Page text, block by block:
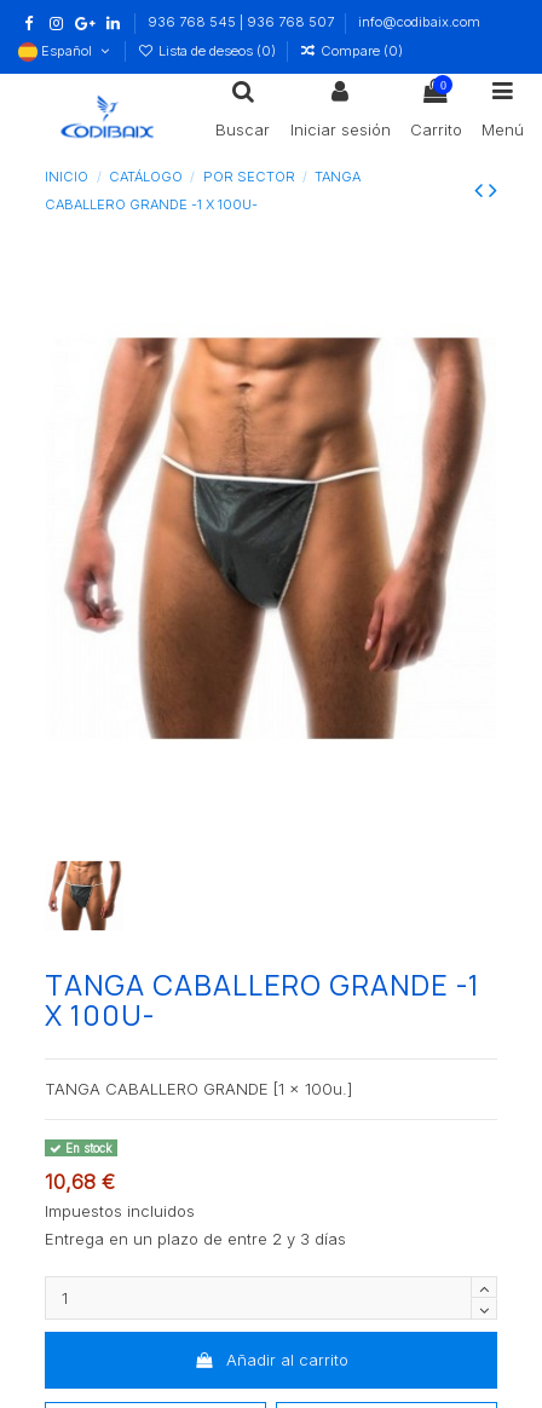
936 768 545 | 936 768 507
info@codibaix.com
Español
Lista de deseos (0) Compare (0)
Buscar Iniciar sesión
0
Carrito Menú
INICIO CATÁLOGO POR SECTOR
TANGA
CABALLERO GRANDE -1 X 100U-
TANGA CABALLERO GRANDE -1
X 100U-
TANGA CABALLERO GRANDE [1 x 100u.]
En stock
10,68 €
Impuestos incluidos
Entrega en un plazo de entre 2 y 3 días
Añadir al carrito